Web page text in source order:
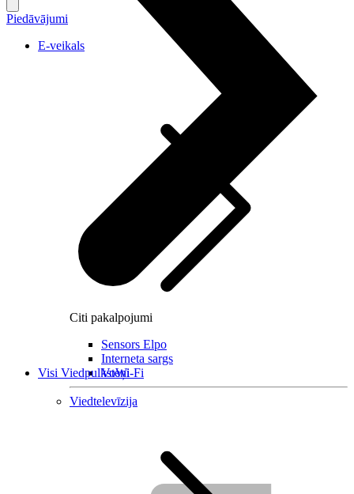
Citi pakalpojumi
Sensors Elpo
Interneta sargs
VoWi-Fi
Viedtelevīzija
Piedāvājumi
E-veikals
Visi Viedpulksteņi